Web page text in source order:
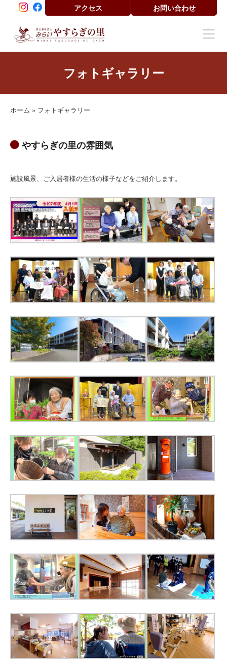
アクセス お問い合わせ
フォトギャラリー
ホーム » フォトギャラリー
やすらぎの里の雰囲気
施設風景、ご入居者様の生活の様子などをご紹介します。